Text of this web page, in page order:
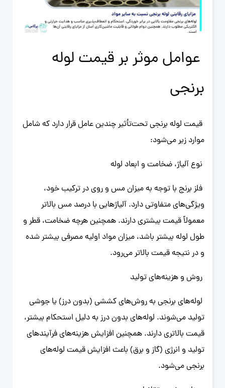
عوامل موثر بر قیمت لوله
برنجی
قیمت لوله برنجی تحت‌تأثیر چندین عامل قرار دارد که شامل
موارد زیر می‌شود:
نوع آلیاژ، ضخامت و ابعاد لوله
فلز برنج با توجه به میزان مس و روی در ترکیب خود،
ویژگی‌های متفاوتی دارد. آلیاژهایی با درصد مس بالاتر
معمولاً قیمت بیشتری دارند. همچنین هرچه ضخامت، قطر و
طول لوله بیشتر باشد، میزان مواد اولیه مصرفی بیشتر شده
و در نتیجه قیمت بالاتر می‌رود.
روش و هزینه‌های تولید
لوله‌های برنجی به روش‌های کششی (بدون درز) یا جوشی
تولید می‌شوند. لوله‌های بدون درز به دلیل استحکام بیشتر،
قیمت بالاتری دارند. همچنین افزایش هزینه‌های فرآیندهای
تولید و انرژی (گاز و برق) باعث افزایش قیمت لوله‌های
برنجی می‌شود.